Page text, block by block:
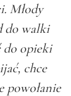
Młody
do walki
do opieki
chce
powołanie